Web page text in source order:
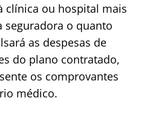
clínica ou hospital mais
o quanto
as despesas de
do plano contratado,
os comprovantes
médico.